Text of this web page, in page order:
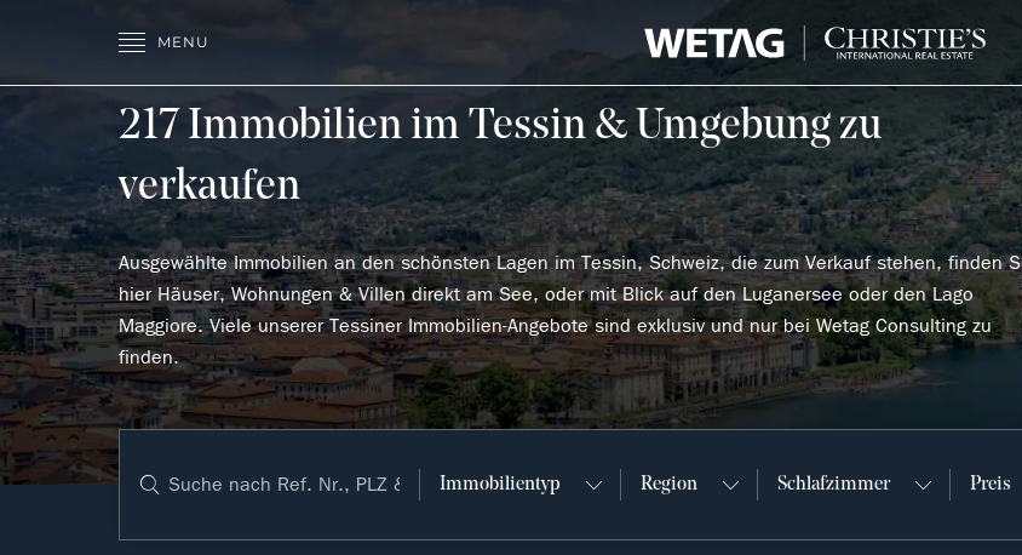
MENU
217 Immobilien im Tessin & Umgebung zu
verkaufen
Ausgewählte Immobilien an den schönsten Lagen im Tessin, Schweiz, die zum Verkauf stehen, finden
hier Häuser, Wohnungen & Villen direkt am See, oder mit Blick auf den Luganersee oder den Lago
Maggiore. Viele unserer Tessiner Immobilien-Angebote sind exklusiv und nur bei Wetag Consulting zu
finden.
Immobilientyp Region Schlafzimmer Preis